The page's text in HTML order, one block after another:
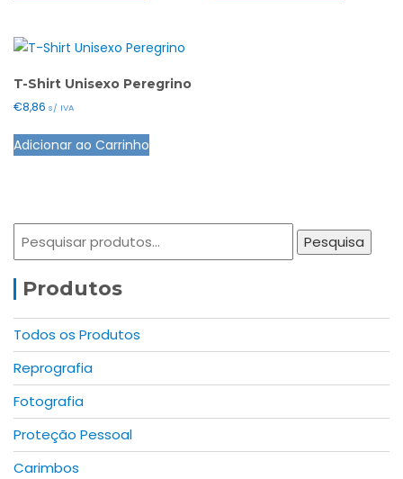
T-Shirt Unisexo Peregrino
€8,86 s/ IVA
Adicionar ao Carrinho
This
product
The
options
on
product
Pesquisar
por:
Pesquisa
Produtos
Todos os Produtos
Reprografia
Fotografia
Proteção Pessoal
Carimbos